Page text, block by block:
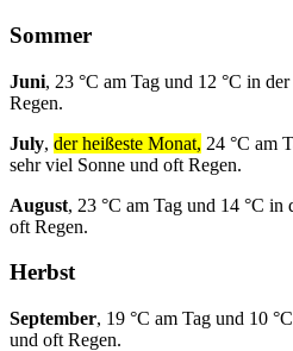
Sommer
Juni, 23 °C am Tag und 12 °C in
Regen.
July, der heißeste Monat, 24 °C am
sehr viel Sonne und oft Regen.
August, 23 °C am Tag und 14 °C in
oft Regen.
Herbst
September, 19 °C am Tag und 10
und oft Regen.